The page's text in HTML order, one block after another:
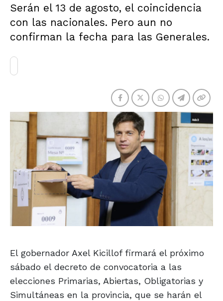
Serán el 13 de agosto, el coincidencia
con las nacionales. Pero aun no
confirman la fecha para las Generales.
El gobernador Axel Kicillof firmará el próximo
sábado el decreto de convocatoria a las
elecciones Primarias, Abiertas, Obligatorias y
Simultáneas en la provincia, que se harán el